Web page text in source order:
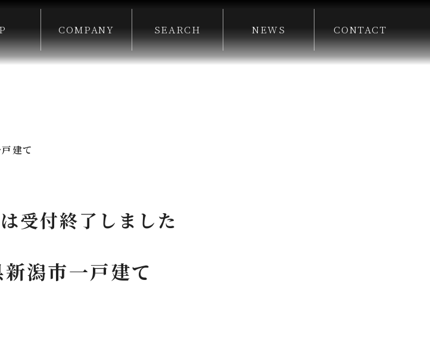
COMPANY SEARCH NEWS CONTACT
建て
受付終了しました
新潟市一戸建て